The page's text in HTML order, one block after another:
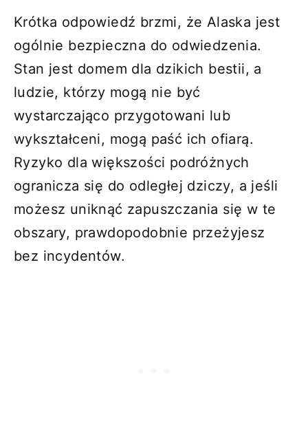
Krótka odpowiedź brzmi, że Alaska jest
ogólnie bezpieczna do odwiedzenia.
Stan jest domem dla dzikich bestii, a
ludzie, którzy mogą nie być
wystarczająco przygotowani lub
wykształceni, mogą paść ich ofiarą.
Ryzyko dla większości podróżnych
ogranicza się do odległej dziczy, a jeśli
możesz uniknąć zapuszczania się w te
obszary, prawdopodobnie przeżyjesz
bez incydentów.